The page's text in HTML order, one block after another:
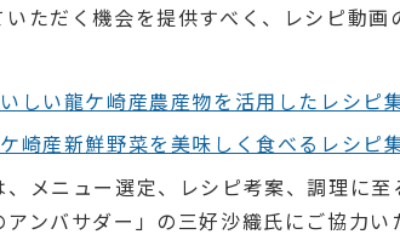
ただく機会を提供すべく、レシピ動画
しい龍ケ崎産農産物を活用したレシピ
崎産新鮮野菜を美味しく食べるレシピ
メニュー選定、レシピ考案、調理に
ンバサダー」の三好沙織氏にご協力い